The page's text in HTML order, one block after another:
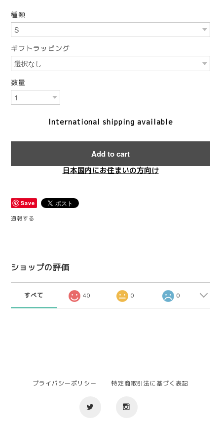
種類
ギフトラッピング
数量
International shipping available
Add to cart
日本国内にお住まいの方向け
Save
通報する
ショップの評価
すべて 40 0 0
プライバシーポリシー 特定商取引法に基づく表記